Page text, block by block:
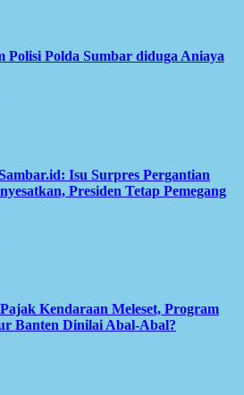
Polisi Polda Sumbar diduga Aniaya
Isu Surpres Pergantian
Presiden Tetap Pemegang
Kendaraan Meleset, Program
Banten Dinilai Abal-Abal?